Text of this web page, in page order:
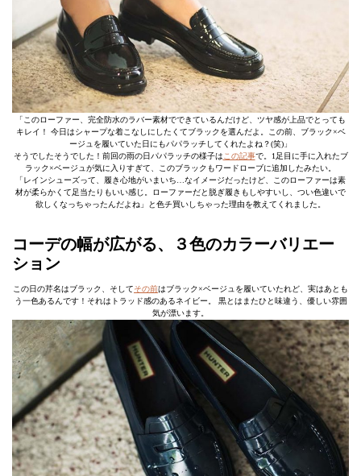
「このローファー、完全防水のラバー素材でできているんだけど、ツヤ感が上品でとっても
キレイ！ 今日はシャープな着こなしにしたくてブラックを選んだよ。この前、ブラック×ベ
ージュを履いていた日にもパパラッチしてくれたよね？(笑)」
そうでしたそうでした！前回の雨の日パパラッチの様子はこの記事で。1足目に手に入れたブ
ラック×ベージュが気に入りすぎて、このブラックもワードローブに追加したみたい。
「レインシューズって、履き心地がいまいち…なイメージだったけど、このローファーは素
材が柔らかくて足当たりもいい感じ。ローファーだと脱ぎ履きもしやすいし、つい色違いで
欲しくなっちゃったんだよね」と色チ買いしちゃった理由を教えてくれました。
コーデの幅が広がる、３色のカラーバリエー
ション
この日の芹名はブラック、そしてその前はブラック×ベージュを履いていたれど、実はあとも
う一色あるんです！それはトラッド感のあるネイビー。 黒とはまたひと味違う、優しい雰囲
気が漂います。